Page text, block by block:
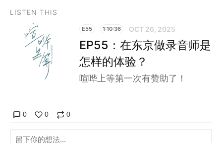
LISTEN THIS
E55 1:10:36 OCT 26, 2025
EP55：在东京做录音师是
怎样的体验？
喧哗上等第一次有赞助了！